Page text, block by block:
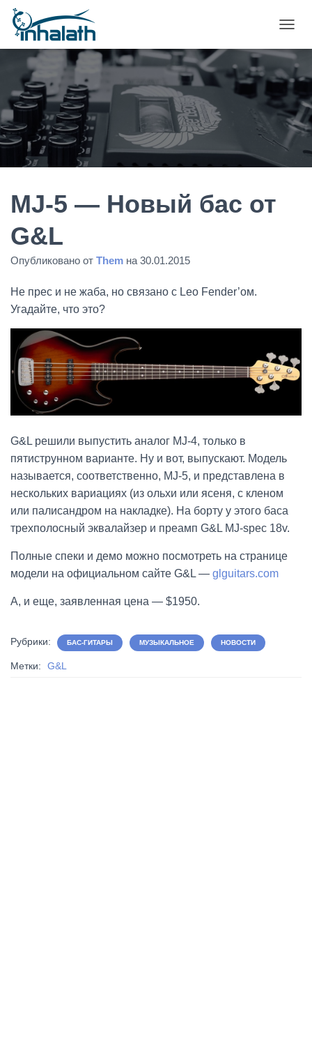
Е
Р
Е
К
Ю
Ч
И
Ь
MJ-5 — Новый бас от
G&L
Опубликовано от Them на 30.01.2015
Не прес и не жаба, но связано с Leo Fender’ом.
Угадайте, что это?
G&L решили выпустить аналог MJ-4, только в
пятиструнном варианте. Ну и вот, выпускают. Модель
называется, соответственно, MJ-5, и представлена в
нескольких вариациях (из ольхи или ясеня, с кленом
или палисандром на накладке). На борту у этого баса
трехполосный эквалайзер и преамп G&L MJ-spec 18v.
Полные спеки и демо можно посмотреть на странице
модели на официальном сайте G&L — glguitars.com
А, и еще, заявленная цена — $1950.
Рубрики: БАС-ГИТАРЫ МУЗЫКАЛЬНОЕ НОВОСТИ
Метки: G&L